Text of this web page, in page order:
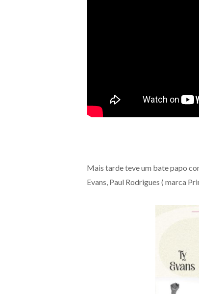
Mais tarde teve um bate papo
Evans, Paul Rodrigues ( marca